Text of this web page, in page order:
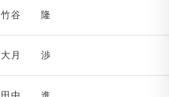
竹谷 隆
大月 渉